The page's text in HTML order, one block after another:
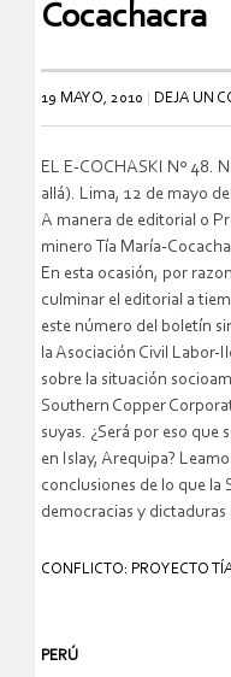
Cocachacra
19 MAYO, 2010 DEJA UN
EL E-COCHASKI Nº 48.
allá). Lima, 12 de mayo
A manera de editorial o
minero Tía María-
En esta ocasión, por
culminar el editorial a
este número del boletín
la Asociación Civil Labor-
sobre la situación
Southern Copper
suyas. ¿Será por eso que
en Islay, Arequipa?
conclusiones de lo que la
democracias y dictaduras
CONFLICTO: PROYECTO
PERÚ